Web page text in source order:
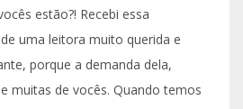
estão?! Recebi essa
uma leitora muito querida e
porque a demanda dela,
muitas de vocês. Quando temos